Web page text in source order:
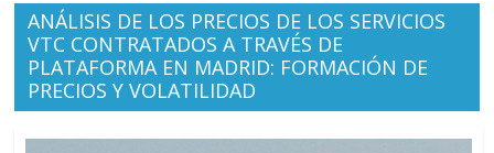
ANÁLISIS DE LOS PRECIOS DE LOS SERVICIOS
VTC CONTRATADOS A TRAVÉS DE
PLATAFORMA EN MADRID: FORMACIÓN DE
PRECIOS Y VOLATILIDAD